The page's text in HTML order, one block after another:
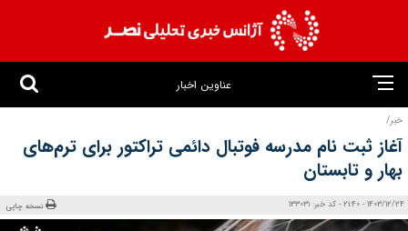
عناوین اخبار
خبر/
آغاز ثبت نام مدرسه فوتبال دائمی تراکتور برای ترم‌های
بهار و تابستان
1403/12/24 - 21:40 - کد خبر: 133031 نسخه چاپی